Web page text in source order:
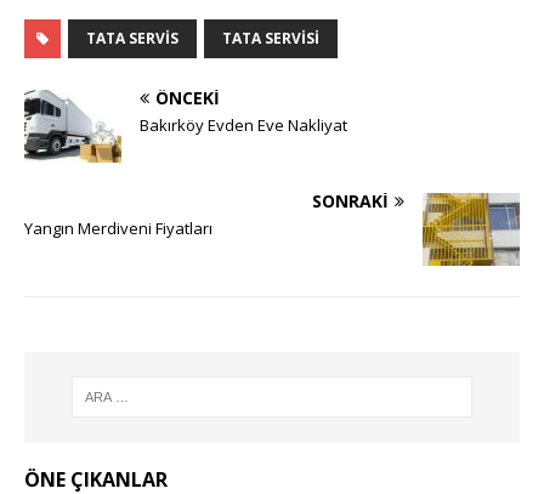
TATA SERVIS TATA SERVISI
ÖNCEKI
Bakırköy Evden Eve Nakliyat
SONRAKI
Yangın Merdiveni Fiyatları
ÖNE ÇIKANLAR